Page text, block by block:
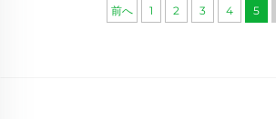
前へ 1 2 3 4 5